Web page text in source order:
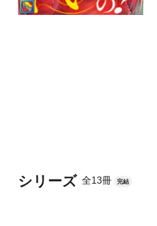
シリーズ 全13冊 完結